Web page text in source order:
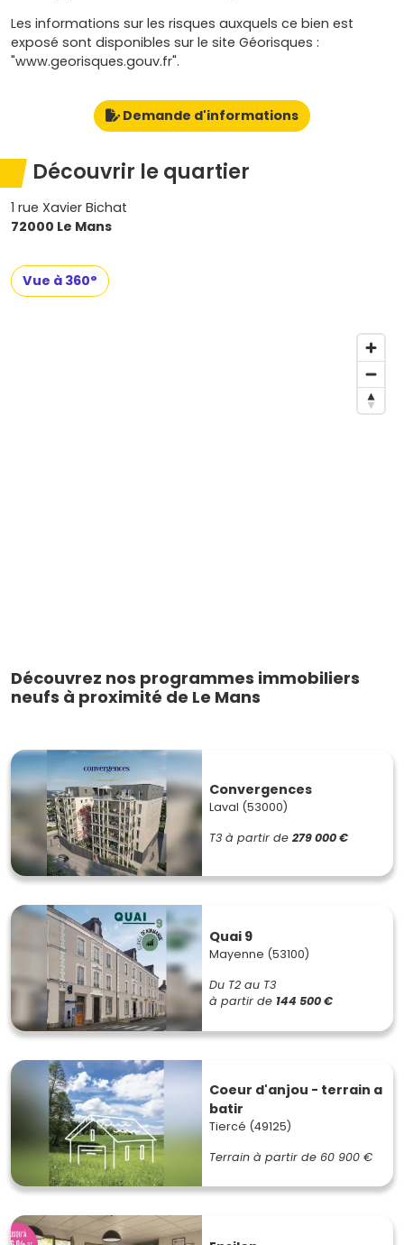
Les informations sur les risques auxquels ce bien est
exposé sont disponibles sur le site Géorisques :
"www.georisques.gouv.fr".
Demande d'informations
Découvrir le quartier
1 rue Xavier Bichat
72000 Le Mans
Vue à 360°
Découvrez nos programmes immobiliers
neufs à proximité de Le Mans
Convergences
Laval (53000)
T3 à partir de 279 000 €
Quai 9
Mayenne (53100)
Du T2 au T3
à partir de 144 500 €
Coeur d'anjou - terrain a
batir
Tiercé (49125)
Terrain à partir de 60 900 €